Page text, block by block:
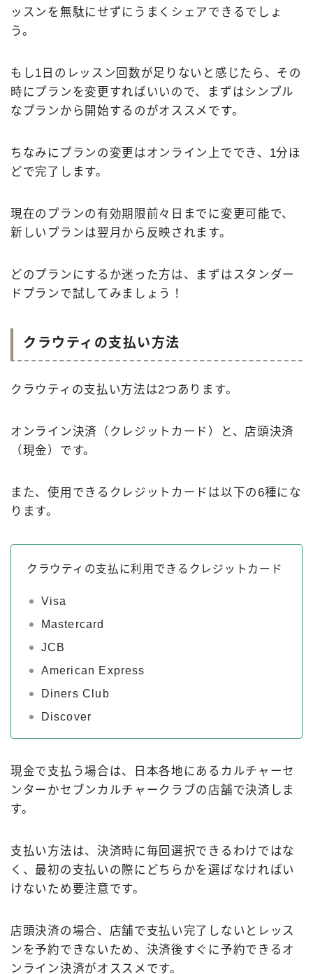
Follow Me
ッスンを無駄にせずにうまくシェアできるでしょ
う。
もし1日のレッスン回数が足りないと感じたら、その
時にプランを変更すればいいので、まずはシンプル
なプランから開始するのがオススメです。
ちなみにプランの変更はオンライン上ででき、1分ほ
どで完了します。
現在のプランの有効期限前々日までに変更可能で、
新しいプランは翌月から反映されます。
どのプランにするか迷った方は、まずはスタンダー
ドプランで試してみましょう！
クラウティの支払い方法
クラウティの支払い方法は2つあります。
オンライン決済（クレジットカード）と、店頭決済
（現金）です。
また、使用できるクレジットカードは以下の6種にな
ります。
クラウティの支払に利用できるクレジットカード
Visa
Mastercard
JCB
American Express
Diners Club
Discover
現金で支払う場合は、日本各地にあるカルチャーセ
ンターかセブンカルチャークラブの店舗で決済しま
す。
支払い方法は、決済時に毎回選択できるわけではな
く、最初の支払いの際にどちらかを選ばなければい
けないため要注意です。
店頭決済の場合、店舗で支払い完了しないとレッス
ンを予約できないため、決済後すぐに予約できるオ
ンライン決済がオススメです。